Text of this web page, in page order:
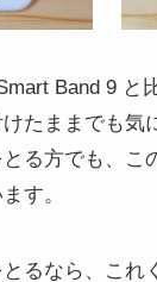
Band 9 と
たままでも気
る方でも、こ
す。
るなら、これ